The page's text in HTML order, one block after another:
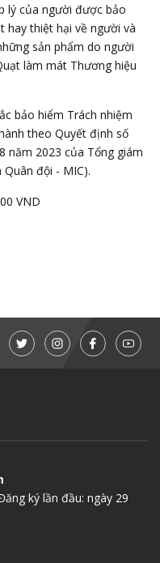
lý của người được bảo
thiệt hại về người và
sản phẩm do người
làm mát Thương hiệu
bảo hiểm Trách nhiệm
theo Quyết định số
năm 2023 của Tổng giám
đội - MIC).
VND
ký lần đầu: ngày 29